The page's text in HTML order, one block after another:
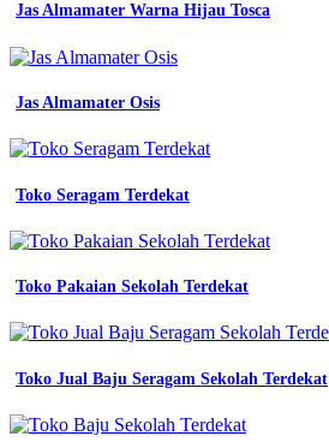
seragam
tk
model
untuk
tk
gambar
seragam
guru
model
baju
lapangan
Lombok
Jas Almamater Warna Hijau Tosca
Jas Almamater Osis
Toko Seragam Terdekat
Toko Pakaian Sekolah Terdekat
Toko Jual Baju Seragam Sekolah Terdekat